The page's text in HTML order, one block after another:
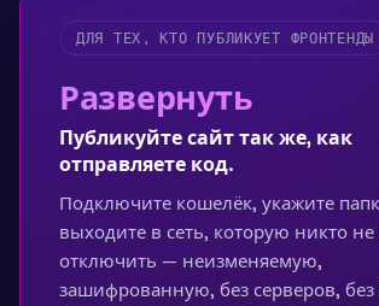
ДЛЯ ТЕХ, КТО ПУБЛИКУЕТ ФРОНТЕНДЫ
Развернуть
Публикуйте сайт так же, как
отправляете код.
Подключите кошелёк, укажите
выходите в сеть, которую никто
отключить — неизменяемую,
зашифрованную, без серверов, без